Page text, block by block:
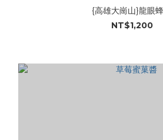
{高雄大崗山}龍眼
NT$1,200